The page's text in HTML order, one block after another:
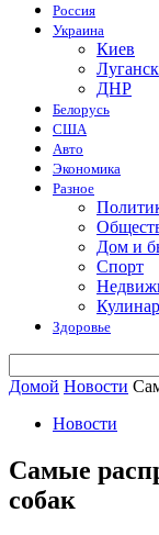
Россия
Украина
Киев
Луганск
ДНР
Белорусь
США
Авто
Экономика
Разное
Дом и
Спорт
Здоровье
Домой Новости
Новости
Самые
собак